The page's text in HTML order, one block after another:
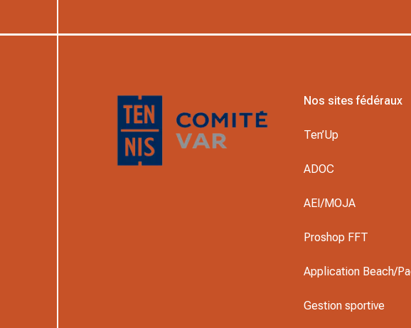
Nos sites fédéraux
Ten’Up
ADOC
AEI/MOJA
Proshop FFT
Application Beach/
Gestion sportive